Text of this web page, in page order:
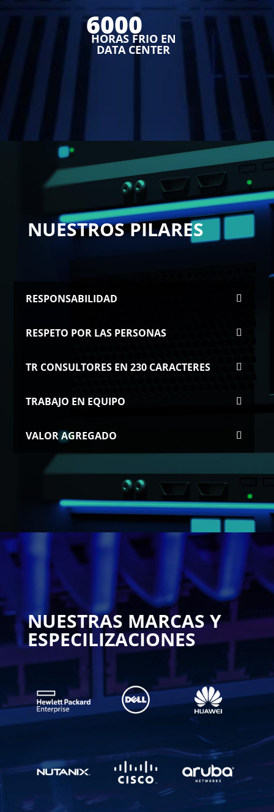
6000
HORAS FRIO EN
DATA CENTER
NUESTROS PILARES
RESPONSABILIDAD
RESPETO POR LAS PERSONAS
TR CONSULTORES EN 230 CARACTERES
TRABAJO EN EQUIPO
VALOR AGREGADO
NUESTRAS MARCAS Y
ESPECILIZACIONES